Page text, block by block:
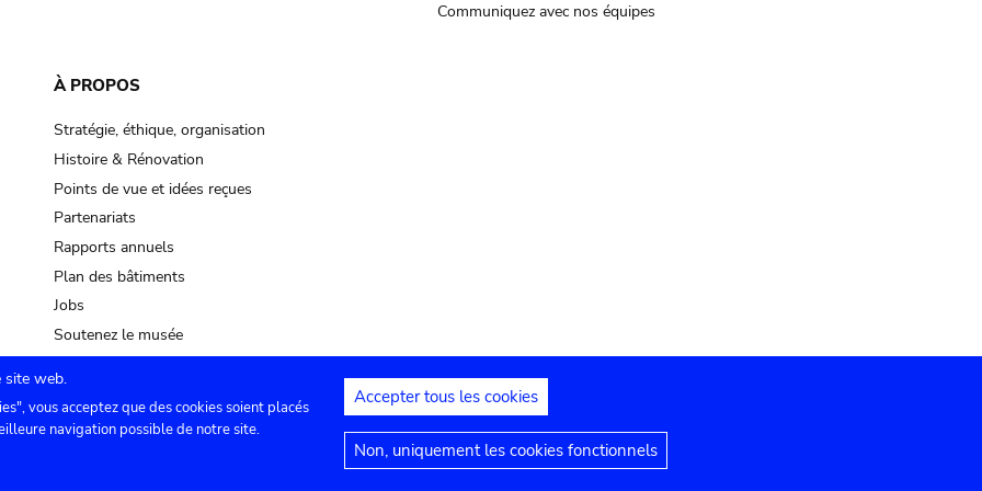
Communiquez avec nos équipes
À PROPOS
Stratégie, éthique, organisation
Histoire & Rénovation
Points de vue et idées reçues
Partenariats
Rapports annuels
Plan des bâtiments
Jobs
Soutenez le musée
Contact Paramètres de confidentialité Mentions juridiques Déclaration d'accessibilité
site web.
vous acceptez que des cookies soient placés
navigation possible de notre site.
Accepter tous les cookies
Non, uniquement les cookies fonctionnels